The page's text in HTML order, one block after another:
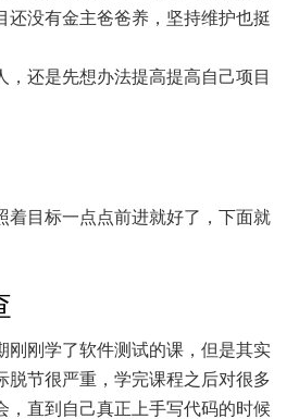
还没有金主爸爸养，坚持维护也挺
，还是先想办法提高提高自己项目
着目标一点点前进就好了，下面就
刚刚学了软件测试的课，但是其实
脱节很严重，学完课程之后对很多
，直到自己真正上手写代码的时候